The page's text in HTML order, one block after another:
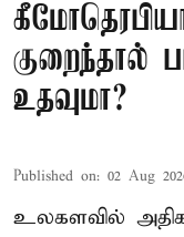
குறைந்தால்
உதவுமா?
Published on: 02 Aug
உலகளவில் அதிக